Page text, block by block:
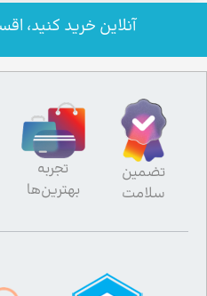
آنلاین خرید کنید،
تضمین
سلامت
تجربه
بهترین‌ها